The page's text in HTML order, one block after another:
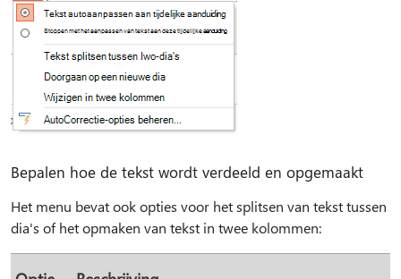
Bepalen hoe de tekst wordt verdeeld en opgemaakt
Het menu bevat ook opties voor het splitsen van tekst tussen
dia's of het opmaken van tekst in twee kolommen: